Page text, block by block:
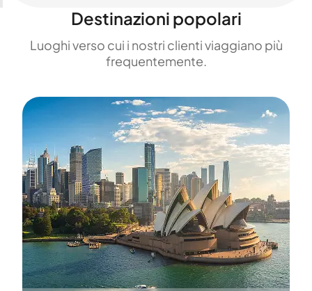
Destinazioni popolari
Luoghi verso cui i nostri clienti viaggiano più
frequentemente.